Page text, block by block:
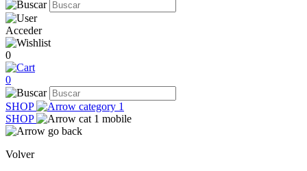
Acceder
0
0
SHOP
SHOP
Volver